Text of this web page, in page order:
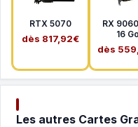
RTX 5070
dès 817,92€
RX
16 Go
dès
Les autres Cartes